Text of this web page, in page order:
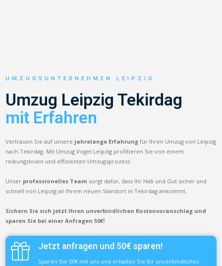
UMZUGSUNTERNEHMEN LEIPZIG
Umzug Leipzig Tekirdag
mit Erfahren
Vertrauen Sie auf unsere jahrelange Erfahrung für Ihren Umzug von Leipzig
nach Tekirdag. Mit Umzug Vogel Leipzig profitieren Sie von einem
reibungslosen und effizienten Umzugsprozess.
Unser professionelles Team sorgt dafür, dass Ihr Hab und Gut sicher und
schnell von Leipzig an Ihrem neuen Standort in Tekirdag ankommt.
Sichern Sie sich jetzt Ihren unverbindlichen Kostenvoranschlag und
sparen Sie bei einer Anfragen 50€!
Jetzt anfragen und 50€ sparen!
Sparen Sie 50€ mit uns und erhalten Sie Ihr unverbindliches